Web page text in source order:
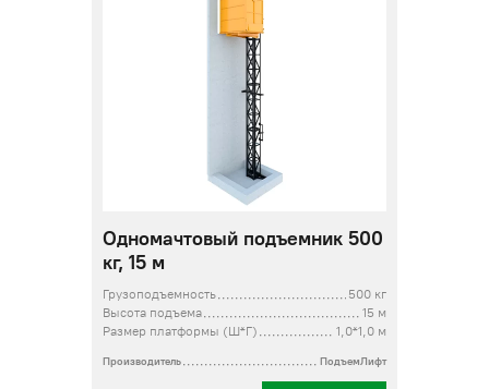
Одномачтовый подъемник 500
кг, 15 м
Грузоподъемность
500 кг
Высота подъема
15 м
Размер платформы (Ш*Г)
1,0*1,0 м
Производитель ПодъемЛифт